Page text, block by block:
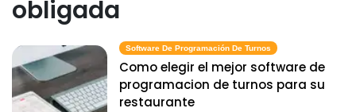
obligada
Software De Programación De Turnos
Como elegir el mejor software de
programacion de turnos para su
restaurante